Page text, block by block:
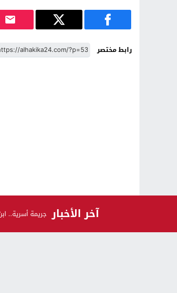
رابط مختصر
آخر الأخبار جريمة أسرية..